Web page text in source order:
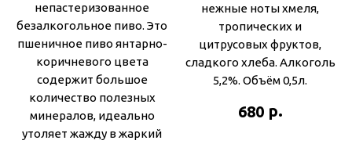
непастеризованное
безалкогольное пиво. Это
пшеничное пиво янтарно-
коричневого цвета
содержит большое
количество полезных
минералов, идеально
утоляет жажду в жаркий
нежные ноты хмеля,
тропических и
цитрусовых фруктов,
сладкого хлеба. Алкоголь
5,2%. Объём 0,5л.
680 р.